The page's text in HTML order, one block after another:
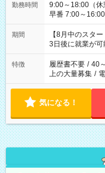
勤務時間
9:00～18:00（休憩60分） ■ご希望があれ
早番 7:00～16:00
と休みを合わせ
「できれば残業
ね。 ※Wワーク希望の方へ 今ご覧のお仕事で希望する勤務時間
と、もう1つの
合は応募できま
期間
【8月中のスタ
3日後に就業が可
特徴 履歴書不要 / 40
上の大量募集 /
気になる！